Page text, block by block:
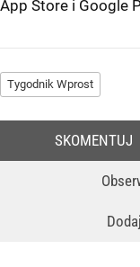
App Store i Google
Tygodnik Wprost
SKOMENTUJ